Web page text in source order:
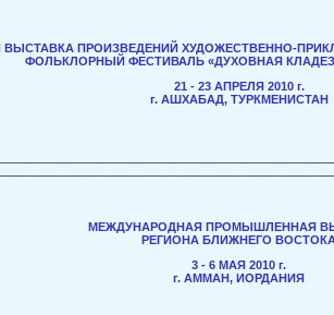
ПРОИЗВЕДЕНИЙ ХУДОЖЕСТВЕННО-
ФОЛЬКЛОРНЫЙ ФЕСТИВАЛЬ «ДУХОВНАЯ
21 - 23 АПРЕЛЯ 2010 г.
г. АШХАБАД, ТУРКМЕНИСТАН
МЕЖДУНАРОДНАЯ ПРОМЫШЛЕННАЯ
РЕГИОНА БЛИЖНЕГО
3 - 6 МАЯ 2010 г.
г. АММАН, ИОРДАНИЯ